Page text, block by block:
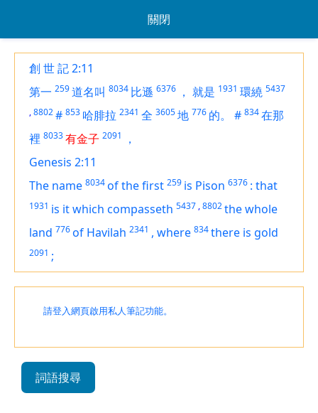
關閉
創 世 記 2:11
第一 259道名叫 8034 比遜 6376 ， 就是 1931 環繞 5437
,8802# 853 哈腓拉 2341 全 3605地 776 的。 # 834在那
裡 8033有金子 2091
，
Genesis 2:11
The name 8034of the first 259 is Pison 6376 : that
1931 is it which compasseth 5437 ,8802the whole
land 776of Havilah 2341 , where 834there is gold
2091 ;
請登入網頁啟用私人筆記功能。
詞語搜尋